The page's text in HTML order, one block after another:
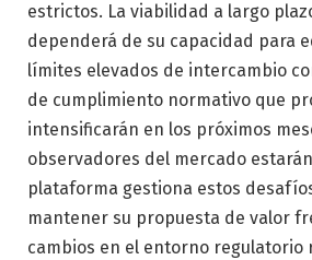
estrictos. La viabilidad a largo
dependerá de su capacidad para
límites elevados de intercambio
de cumplimiento normativo que
intensificarán en los próximos
observadores del mercado
plataforma gestiona estos
mantener su propuesta de valor
cambios en el entorno regulatorio